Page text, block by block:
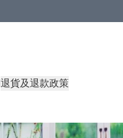
退貨及退款政策